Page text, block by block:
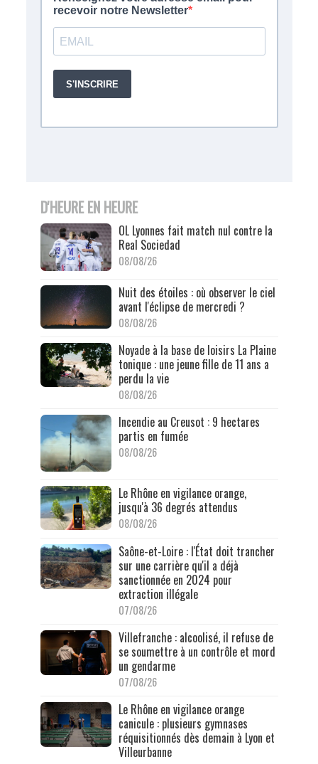
D'HEURE EN HEURE
OL Lyonnes fait match nul contre la
Real Sociedad
08/08/26
Nuit des étoiles : où observer le ciel
avant l'éclipse de mercredi ?
08/08/26
Noyade à la base de loisirs La Plaine
tonique : une jeune fille de 11 ans a
perdu la vie
08/08/26
Incendie au Creusot : 9 hectares
partis en fumée
08/08/26
Le Rhône en vigilance orange,
jusqu'à 36 degrés attendus
08/08/26
Saône-et-Loire : l'État doit trancher
sur une carrière qu'il a déjà
sanctionnée en 2024 pour
extraction illégale
07/08/26
Villefranche : alcoolisé, il refuse de
se soumettre à un contrôle et mord
un gendarme
07/08/26
Le Rhône en vigilance orange
canicule : plusieurs gymnases
réquisitionnés dès demain à Lyon et
Villeurbanne